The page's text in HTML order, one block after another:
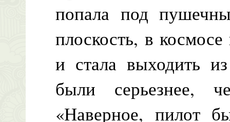
попала под
плоскость, в
и стала выходить
были серьезнее,
«Наверное, пилот